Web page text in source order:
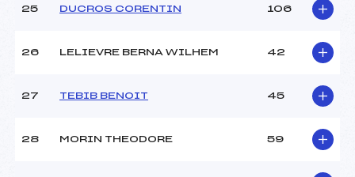
25 DUCROS CORENTIN 106
26 LELIEVRE BERNA WILHEM 42
27 TEBIB BENOIT 45
28 MORIN THEODORE 59